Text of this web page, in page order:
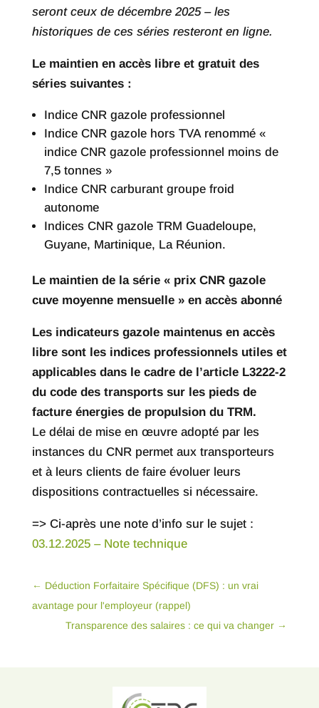
seront ceux de décembre 2025 – les
historiques de ces séries resteront en ligne.
Le maintien en accès libre et gratuit des
séries suivantes :
Indice CNR gazole professionnel
Indice CNR gazole hors TVA renommé «
indice CNR gazole professionnel moins de
7,5 tonnes »
Indice CNR carburant groupe froid
autonome
Indices CNR gazole TRM Guadeloupe,
Guyane, Martinique, La Réunion.
Le maintien de la série « prix CNR gazole
cuve moyenne mensuelle » en accès abonné
Les indicateurs gazole maintenus en accès
libre sont les indices professionnels utiles et
applicables dans le cadre de l’article L3222-2
du code des transports sur les pieds de
facture énergies de propulsion du TRM.
Le délai de mise en œuvre adopté par les
instances du CNR permet aux transporteurs
et à leurs clients de faire évoluer leurs
dispositions contractuelles si nécessaire.
=> Ci-après une note d’info sur le sujet :
03.12.2025 – Note technique
← Déduction Forfaitaire Spécifique (DFS) : un vrai
avantage pour l'employeur (rappel)
Transparence des salaires : ce qui va changer →